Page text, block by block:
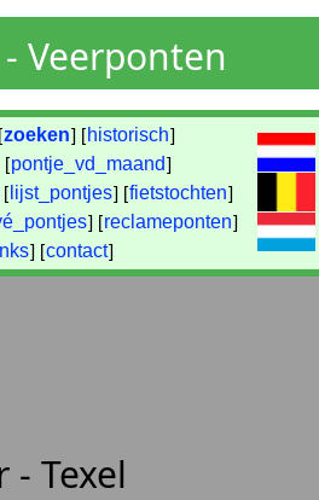
Veerponten
zoeken] [ historisch]
[pontje_vd_maand]
[ lijst_pontjes] [fietstochten]
] [reclameponten]
] [contact]
- Texel